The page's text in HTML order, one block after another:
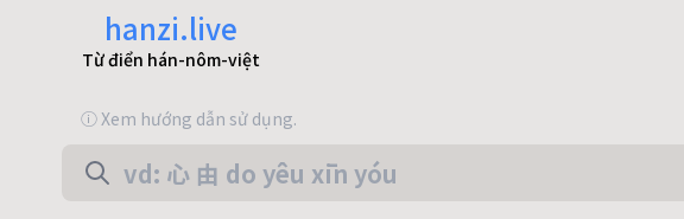
hanzi.live
Từ điển hán-nôm-việt
ⓘ Xem hướng dẫn sử dụng.